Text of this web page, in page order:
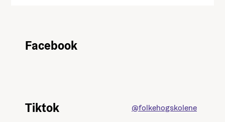
Facebook
Tiktok @folkehogskolene